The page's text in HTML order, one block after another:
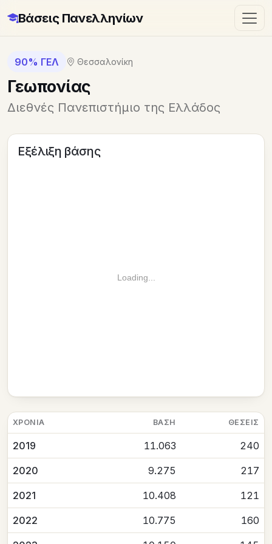
Βάσεις Πανελληνίων
90% ΓΕΛ Θεσσαλονίκη
Γεωπονίας
Διεθνές Πανεπιστήμιο της Ελλάδος
Εξέλιξη βάσης
Loading...
ΧΡΟΝΙΆ ΒΆΣΗ ΘΈΣΕΙΣ
2019 11.063 240
2020 9.275 217
2021 10.408 121
2022 10.775 160